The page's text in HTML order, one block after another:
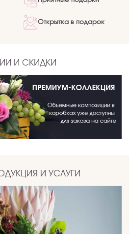
Открытка в подарок
И СКИДКИ
И УСЛУГИ